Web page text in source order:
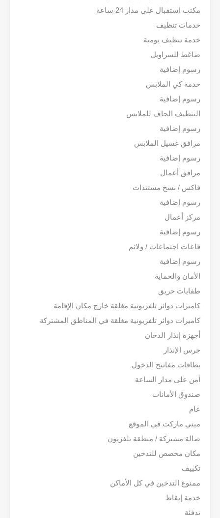
مكتب استقبال على مدار 24 ساعة
خدمات تنظيف
خدمة تنظيف يومية
ضاغط للسراويل
رسوم إضافية
خدمة كي الملابس
رسوم إضافية
التنظيف الجاف للملابس
رسوم إضافية
مرافق غسيل الملابس
رسوم إضافية
مرافق أعمال
فاكس / نسخ مستندات
رسوم إضافية
مركز أعمال
رسوم إضافية
قاعات اجتماعات / ولائم
رسوم إضافية
الأمان والحماية
طفايات حريق
كاميرات دوائر تلفزيونية مغلقة خارج مكان الإقامة
كاميرات دوائر تلفزيونية مغلقة في المناطق المشتركة
أجهزة إنذار الدخان
جرس الإنذار
بطاقات مفاتيح الدخول
أمن على مدار الساعة
صندوق الأمانات
عام
ميني ماركت في الموقع
صالة مشتركة / منطقة تلفزيون
مكان مخصص للتدخين
تكييف
ممنوع التدخين في كل الأماكن
خدمة إيقاظ
تدفئة